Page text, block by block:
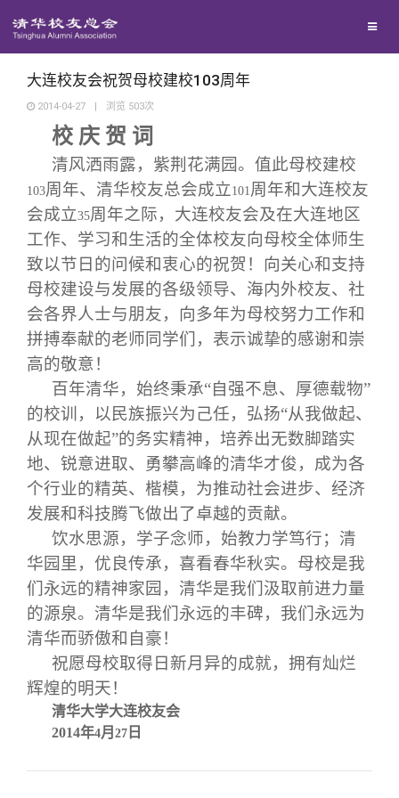
地区联络
年级联络
院系校友工作
专业委员会
兴趣群体
西南联大校友会
回馈母校
捐赠项目
捐赠新闻
捐赠纪事
捐赠方法
义工计划
媒体平台
《清华校友通讯》
《水木清华》
我要订阅
新媒体平台
百年清华
清华人物
清华故事
青春风采
校友文苑
校友讲坛
校友视界
校友服务
终身学习
信息化服务
三创大赛
实用信息
校友总会
总会简介
会长致辞
总会章程
理事会名单
制度法规
联系我们
关闭
大连校友会祝贺母校建校103周年
2014-04-27 | 浏览 503次
校 庆 贺 词
清风洒雨露，紫荆花满园。值此母校建校
103周年、清华校友总会成立 101周年和大连校友
会成立35周年之际，大连校友会及在大连地区
工作、学习和生活的全体校友向母校全体师生
致以节日的问候和衷心的祝贺！向关心和支持
母校建设与发展的各级领导、海内外校友、社
会各界人士与朋友，向多年为母校努力工作和
拼搏奉献的老师同学们，表示诚挚的感谢和崇
高的敬意！
百年清华，始终秉承“自强不息、厚德载物”
的校训，以民族振兴为己任，弘扬“从我做起、
从现在做起”的务实精神，培养出无数脚踏实
地、锐意进取、勇攀高峰的清华才俊，成为各
个行业的精英、楷模，为推动社会进步、经济
发展和科技腾飞做出了卓越的贡献。
饮水思源，学子念师，始教力学笃行；清
华园里，优良传承，喜看春华秋实。母校是我
们永远的精神家园，清华是我们汲取前进力量
的源泉。清华是我们永远的丰碑，我们永远为
清华而骄傲和自豪！
祝愿母校取得日新月异的成就，拥有灿烂
辉煌的明天！
清华大学大连校友会
2014年4月 27 日